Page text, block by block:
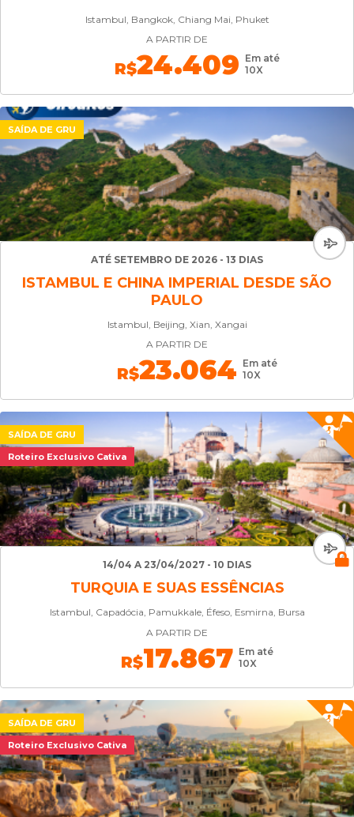
Istambul, Bangkok, Chiang Mai, Phuket
A PARTIR DE
R$24.409 Em até
10X
SAÍDA DE GRU
ATÉ SETEMBRO DE 2026 - 13 DIAS
ISTAMBUL E CHINA IMPERIAL DESDE SÃO
PAULO
Istambul, Beijing, Xian, Xangai
A PARTIR DE
R$23.064 Em até
10X
SAÍDA DE GRU
Roteiro Exclusivo Cativa
14/04 A 23/04/2027 - 10 DIAS
TURQUIA E SUAS ESSÊNCIAS
Istambul, Capadócia, Pamukkale, Éfeso, Esmirna, Bursa
A PARTIR DE
R$17.867 Em até
10X
SAÍDA DE GRU
Roteiro Exclusivo Cativa